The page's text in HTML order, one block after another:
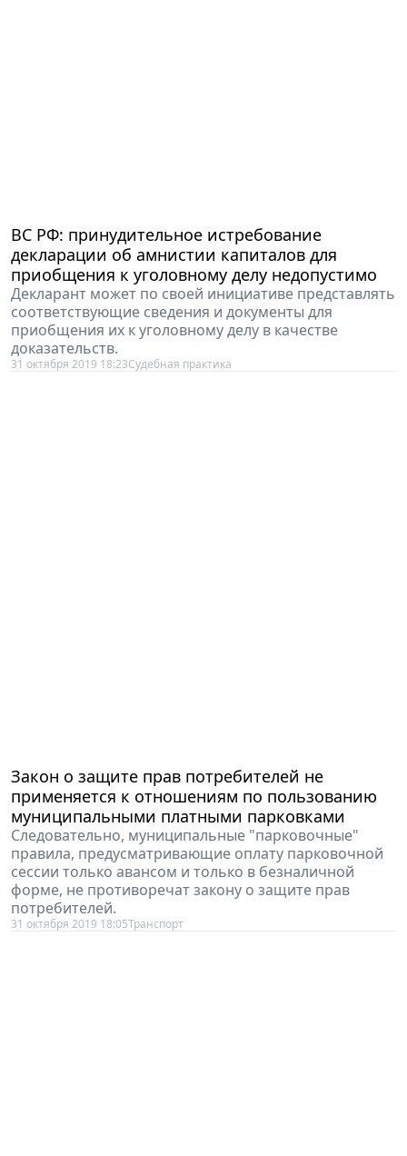
декларации об амнистии капиталов для
приобщения к уголовному делу недопустимо
Декларант может по своей инициативе представлять
соответствующие сведения и документы для
приобщения их к уголовному делу в качестве
доказательств.
31 октября 2019 18:23
применяется к отношениям по пользованию
муниципальными платными парковками
Следовательно, муниципальные "парковочные"
правила, предусматривающие оплату парковочной
сессии только авансом и только в безналичной
форме, не противоречат закону о защите прав
потребителей.
31 октября 2019 18:05